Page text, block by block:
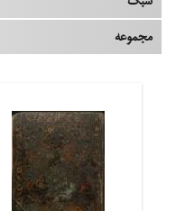
مجموعه